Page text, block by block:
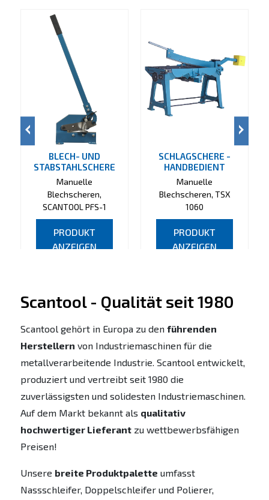
BLECH- UND
STABSTAHLSCHERE
Manuelle
Blechscheren,
SCANTOOL PFS-1
PRODUKT
ANZEIGEN
SCHLAGSCHERE -
HANDBEDIENT
Manuelle
Blechscheren, TSX
1060
PRODUKT
ANZEIGEN
Scantool - Qualität seit 1980
Scantool gehört in Europa zu den führenden
Herstellern von Industriemaschinen für die
metallverarbeitende Industrie. Scantool entwickelt,
produziert und vertreibt seit 1980 die
zuverlässigsten und solidesten Industriemaschinen.
Auf dem Markt bekannt als qualitativ
hochwertiger Lieferantzu wettbewerbsfähigen
Preisen!
Unsere breite Produktpalette umfasst
Nassschleifer, Doppelschleifer und Polierer,